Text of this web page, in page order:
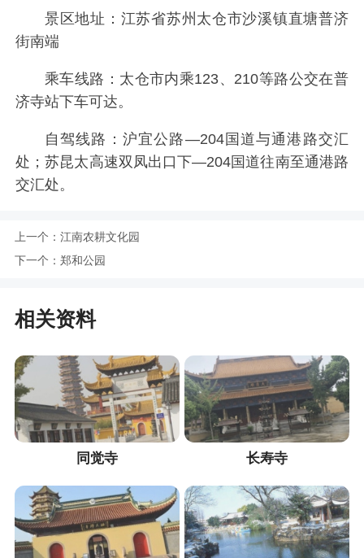
景区地址：江苏省苏州太仓市沙溪镇直塘普济
街南端
乘车线路：太仓市内乘123、210等路公交在普
济寺站下车可达。
自驾线路：沪宜公路—204国道与通港路交汇
处；苏昆太高速双凤出口下—204国道往南至通港路
交汇处。
上一个： 江南农耕文化园
下一个： 郑和公园
相关资料
同觉寺 长寿寺